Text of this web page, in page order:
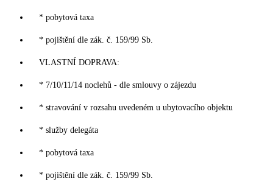
* pobytová taxa
* pojištění dle zák. č. 159/99 Sb.
VLASTNÍ DOPRAVA:
* 7/10/11/14 noclehů - dle smlouvy o zájezdu
* stravování v rozsahu uvedeném u ubytovacího objektu
* služby delegáta
* pobytová taxa
* pojištění dle zák. č. 159/99 Sb.